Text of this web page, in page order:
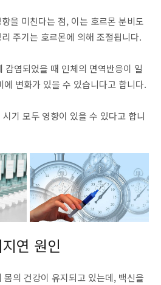
을 미친다는 점, 이는 호르몬 분비도
주기는 호르몬에 의해 조절됩니다.
감염되었을 때 인체의 면역반응이 일
변화가 있을 수 있습니다고 합니다.
기 모두 영향이 있을 수 있다고 합니
연 원인
의 건강이 유지되고 있는데, 백신을